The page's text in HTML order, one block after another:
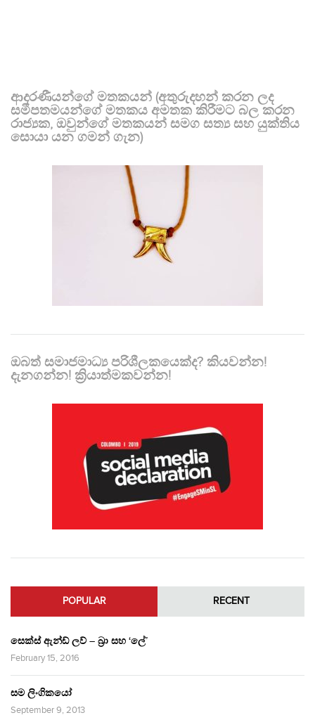
ආදරණීයන්ගේ මතකයන් (අතුරුදහන් කරන ලද
සමීපතමයන්ගේ මතකය අමතක කිරීමට බල කරන
රාජ්‍යක, ඔවුන්ගේ මතකයන් සමග සත්‍ය සහ යුක්තිය
සොයා යන ගමන් ගැන)
ඔබත් සමාජමාධ්‍ය පරිශීලකයෙක්ද? කියවන්න!
දැනගන්න! ක්‍රියාත්මකවන්න!
POPULAR RECENT
සෙක්ස් ඇන්ඩ් ලව් – බ්‍රා සහ ‘ලේ’
February 15, 2016
සම ලිංගිකයෝ
September 9, 2013